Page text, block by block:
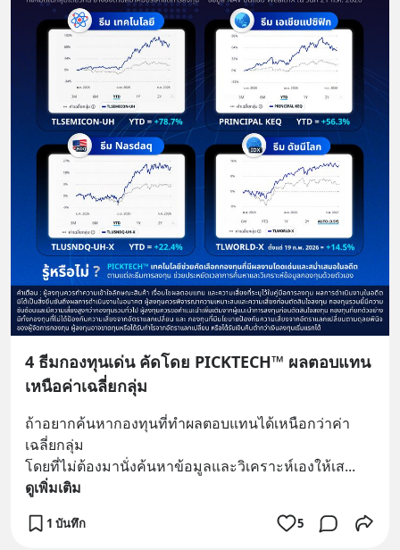
4 ธีมกองทุนเด่น คัดโดย PICKTECH™ ผลตอบแทน
เหนือค่าเฉลี่ยกลุ่ม
ถ้าอยากค้นหากองทุนที่ทำผลตอบแทนได้เหนือกว่าค่า
เฉลี่ยกลุ่ม
โดยที่ไม่ต้องมานั่งค้นหาข้อมูลและวิเคราะห์เองให้เส...
ดูเพิ่มเติม
1 บันทึก 5